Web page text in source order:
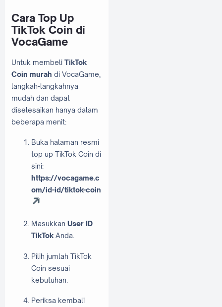
Cara Top Up
TikTok Coin di
VocaGame
Untuk membeli TikTok
Coin murah di VocaGame,
langkah-langkahnya
mudah dan dapat
diselesaikan hanya dalam
beberapa menit:
Buka halaman resmi
top up TikTok Coin di
sini:
https://vocagame.c
om/id-id/tiktok-coin
Masukkan User ID
TikTok Anda.
Pilih jumlah TikTok
Coin sesuai
kebutuhan.
Periksa kembali